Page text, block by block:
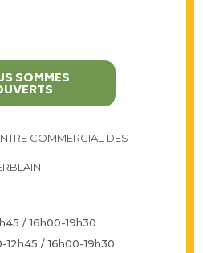
SOMMES
COMMERCIAL DES
/ 16h00-19h30
/ 16h00-19h30